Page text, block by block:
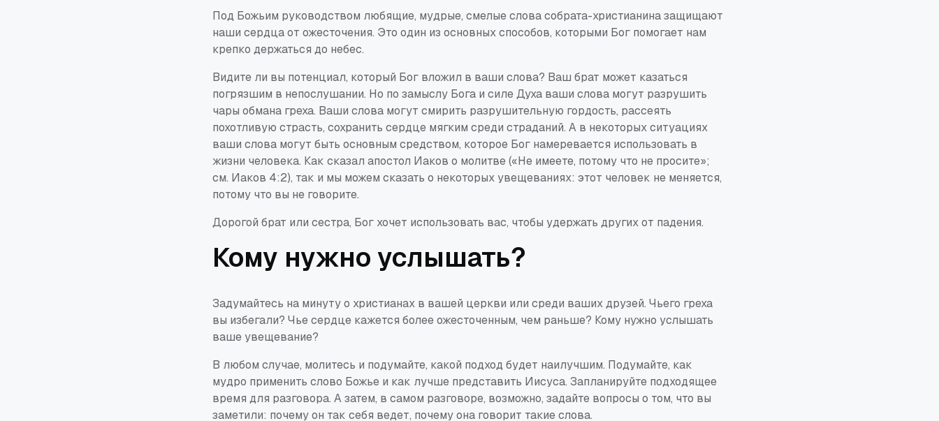
Под Божьим руководством любящие, мудрые, смелые слова собрата-христианина защищают
наши сердца от ожесточения. Это один из основных способов, которыми Бог помогает нам
крепко держаться до небес.
Видите ли вы потенциал, который Бог вложил в ваши слова? Ваш брат может казаться
погрязшим в непослушании. Но по замыслу Бога и силе Духа ваши слова могут разрушить
чары обмана греха. Ваши слова могут смирить разрушительную гордость, рассеять
похотливую страсть, сохранить сердце мягким среди страданий. А в некоторых ситуациях
ваши слова могут быть основным средством, которое Бог намеревается использовать в
жизни человека. Как сказал апостол Иаков о молитве («Не имеете, потому что не просите»;
см. Иаков 4:2), так и мы можем сказать о некоторых увещеваниях: этот человек не меняется,
потому что вы не говорите.
Дорогой брат или сестра, Бог хочет использовать вас, чтобы удержать других от падения.
Кому нужно услышать?
Задумайтесь на минуту о христианах в вашей церкви или среди ваших друзей. Чьего греха
вы избегали? Чье сердце кажется более ожесточенным, чем раньше? Кому нужно услышать
ваше увещевание?
В любом случае, молитесь и подумайте, какой подход будет наилучшим. Подумайте, как
мудро применить слово Божье и как лучше представить Иисуса. Запланируйте подходящее
время для разговора. А затем, в самом разговоре, возможно, задайте вопросы о том, что вы
заметили: почему он так себя ведет, почему она говорит такие слова.